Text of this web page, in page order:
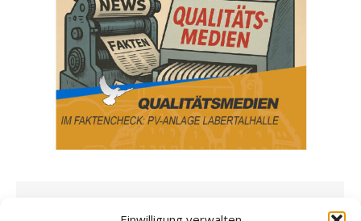
Richtigstellung statt Rufschaden: